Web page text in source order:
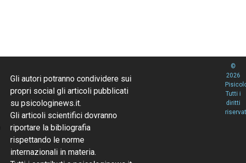
Gli autori potranno condividere sui
propri social gli articoli pubblicati
su psicologinews.it.
Gli articoli scientifici dovranno
riportare la bibliografia
rispettando le norme
internazionali in materia.
©
2026
Tutti i
diritti